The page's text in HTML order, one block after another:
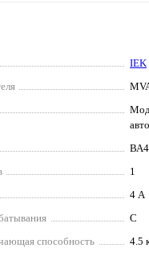
IEK
1
4 А
C
способность
4.5